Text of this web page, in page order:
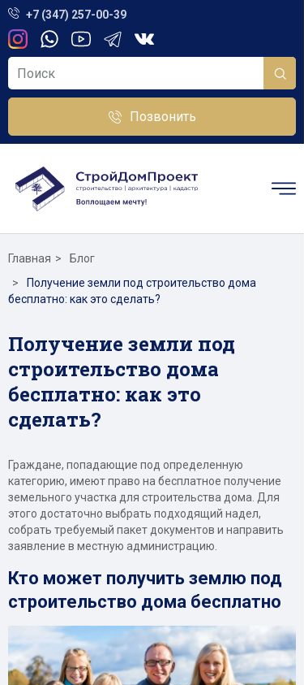
+7 (347) 257-00-39
Позвонить
Главная
Блог
Получение земли под строительство дома
бесплатно: как это сделать?
Получение земли под
строительство дома
бесплатно: как это
сделать?
Граждане, попадающие под определенную
категорию, имеют право на бесплатное получение
земельного участка для строительства дома. Для
этого достаточно выбрать подходящий надел,
собрать требуемый пакет документов и направить
заявление в местную администрацию.
Кто может получить землю под
строительство дома бесплатно